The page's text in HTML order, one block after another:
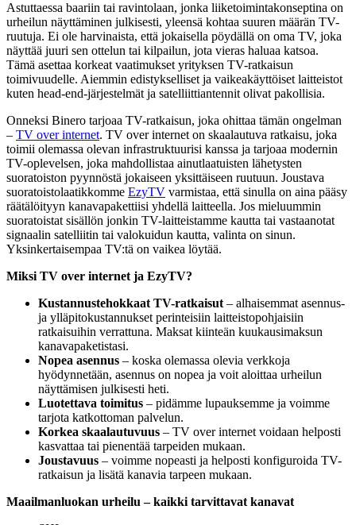
Astuttaessa baariin tai ravintolaan, jonka liiketoimintakonseptina on
urheilun näyttäminen julkisesti, yleensä kohtaa suuren määrän TV-
ruutuja. Ei ole harvinaista, että jokaisella pöydällä on oma TV, joka
näyttää juuri sen ottelun tai kilpailun, jota vieras haluaa katsoa.
Tämä asettaa korkeat vaatimukset yrityksen TV-ratkaisun
toimivuudelle. Aiemmin edistykselliset ja vaikeakäyttöiset laitteistot
kuten head-end-järjestelmät ja satelliittiantennit olivat pakollisia.
Onneksi Binero tarjoaa TV-ratkaisun, joka ohittaa tämän ongelman
– TV over internet. TV over internet on skaalautuva ratkaisu, joka
toimii olemassa olevan infrastruktuurisi kanssa ja tarjoaa modernin
TV-oplevelsen, joka mahdollistaa ainutlaatuisten lähetysten
suoratoiston pyynnöstä jokaiseen yksittäiseen ruutuun. Joustava
suoratoistolaatikkomme EzyTV varmistaa, että sinulla on aina pääsy
räätälöityyn kanavapakettiisi yhdellä laitteella. Jos mieluummin
suoratoistat sisällön jonkin TV-laitteistamme kautta tai vastaanotat
signaalin satelliitin tai valokuidun kautta, valinta on sinun.
Yksinkertaisempaa TV:tä on vaikea löytää.
Miksi TV over internet ja EzyTV?
Kustannustehokkaat TV-ratkaisut – alhaisemmat asennus-
ja ylläpitokustannukset perinteisiin laitteistopohjaisiin
ratkaisuihin verrattuna. Maksat kiinteän kuukausimaksun
kanavapaketistasi.
Nopea asennus – koska olemassa olevia verkkoja
hyödynnetään, asennus on nopea ja voit aloittaa urheilun
näyttämisen julkisesti heti.
Luotettava toimitus – pidämme lupauksemme ja voimme
tarjota katkottoman palvelun.
Korkea skaalautuvuus – TV over internet voidaan helposti
kasvattaa tai pienentää tarpeiden mukaan.
Joustavuus – voimme nopeasti ja helposti konfiguroida TV-
ratkaisun ja lisätä kanavia tarpeen mukaan.
Maailmanluokan urheilu – kaikki tarvittavat kanavat